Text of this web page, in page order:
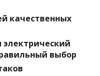
качественных
выбор